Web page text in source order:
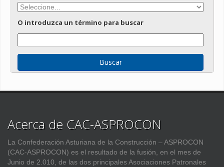
O introduzca un término para buscar
Acerca de CAC-ASPROCON
La Confederación Asturiana de la Construcción – ASPROCON
(CAC-ASPROCON) es el resultado de la fusión, en el mes de
Junio de 2.010, de las dos principales Asociaciones Patronales